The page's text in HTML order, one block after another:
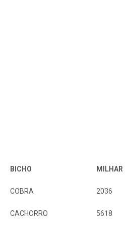
BICHO MILHAR
COBRA 2036
CACHORRO 5618